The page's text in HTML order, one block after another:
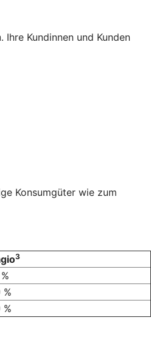
Kundinnen und Kunden
Konsumgüter wie zum
3
%
%